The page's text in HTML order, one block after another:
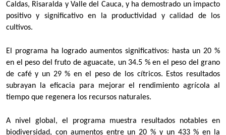
Caldas, Risaralda y Valle del Cauca, y ha demostrado un impacto
positivo y significativo en la productividad y calidad de los
cultivos.
El programa ha logrado aumentos significativos: hasta un 20 %
en el peso del fruto de aguacate, un 34.5 % en el peso del grano
de café y un 29 % en el peso de los cítricos. Estos resultados
subrayan la eficacia para mejorar el rendimiento agrícola al
tiempo que regenera los recursos naturales.
A nivel global, el programa muestra resultados notables en
biodiversidad, con aumentos entre un 20 % y un 433 % en la